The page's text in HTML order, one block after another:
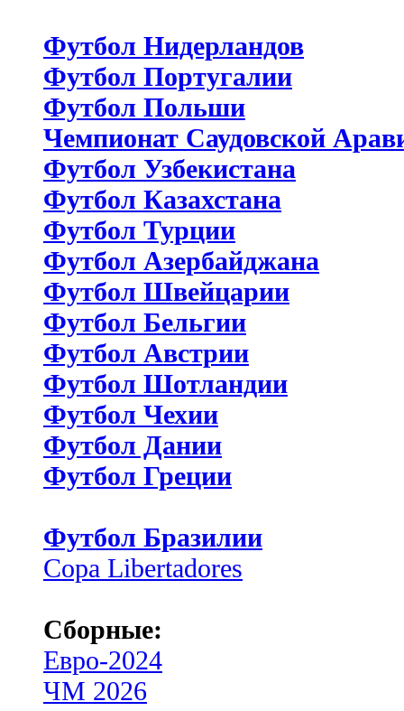
Футбол Нидерландов
Футбол Португалии
Футбол Польши
Чемпионат Саудовской
Футбол Узбекистана
Футбол Казахстана
Футбол Турции
Футбол Азербайджана
Футбол Швейцарии
Футбол Бельгии
Футбол Австрии
Футбол Шотландии
Футбол Чехии
Футбол Дании
Футбол Греции
Футбол Бразилии
Copa Libertadores
Сборные:
Евро-2024
ЧМ 2026